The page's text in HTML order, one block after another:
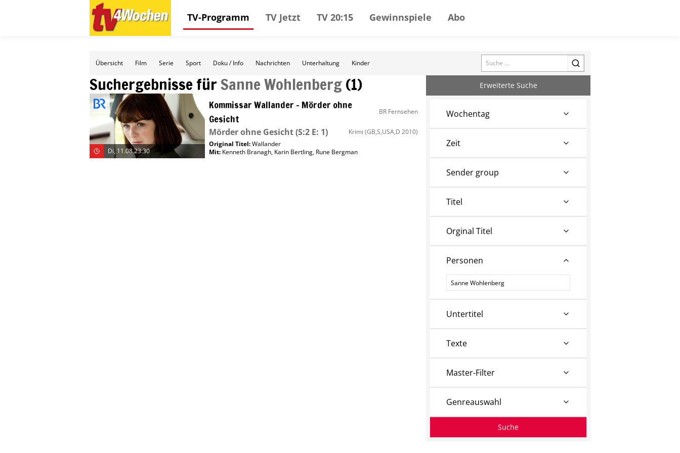
TV-Programm TV Jetzt TV 20:15 Gewinnspiele Abo
Übersicht Film Serie Sport Doku / Info Nachrichten Unterhaltung Kinder Search
Suchergebnisse fürSanne Wohlenberg(1)
Di, 11.08 23:30
Kommissar Wallander – Mörder ohne
Gesicht
BR Fernsehen
Mörder ohne Gesicht(S:2 E: 1) Krimi (GB,S,USA,D 2010)
Original Titel:Wallander
Mit: Kenneth Branagh, Karin Bertling, Rune Bergman
Erweiterte Suche
Wochentag
Zeit
Sender group
Titel
Orginal Titel
Personen
Personen
Untertitel
Texte
Master-Filter
Genreauswahl
Suche